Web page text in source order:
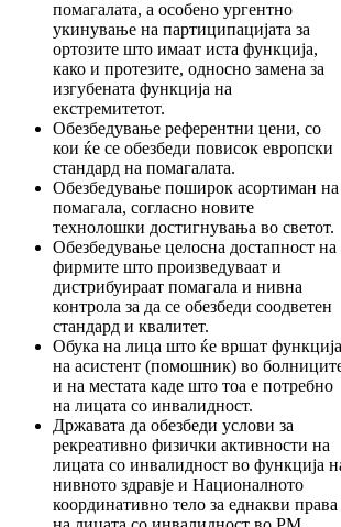
помагалата, а особено ургентно
укинување на партиципацијата за
ортозите што имаат иста функција,
како и протезите, односно замена за
изгубената функција на
екстремитетот.
Обезбедување референтни цени, со
кои ќе се обезбеди повисок европски
стандард на помагалата.
Обезбедување поширок асортиман на
помагала, согласно новите
технолошки достигнувања во светот.
Обезбедување целосна достапност на
фирмите што произведуваат и
дистрибуираат помагала и нивна
контрола за да се обезбеди соодветен
стандард и квалитет.
Обука на лица што ќе вршат функција
на асистент (помошник) во
и на местата каде што тоа е потребно
на лицата со инвалидност.
Државата да обезбеди услови за
рекреативно физички активности на
лицата со инвалидност во функција
нивното здравје и Националното
координативно тело за еднакви права